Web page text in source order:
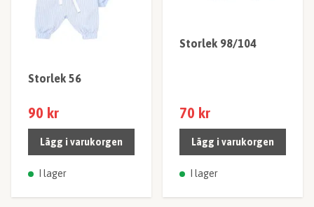
Storlek 56
90 kr
Lägg i varukorgen
I lager
Storlek 98/104
70 kr
Lägg i varukorgen
I lager